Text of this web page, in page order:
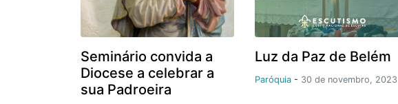
Seminário convida a
Diocese a celebrar a
sua Padroeira
Luz da Paz de Belém
Paróquia - 30 de novembro, 2023